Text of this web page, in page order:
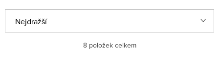
Řazení produktů
Nejdražší
8položek celkem